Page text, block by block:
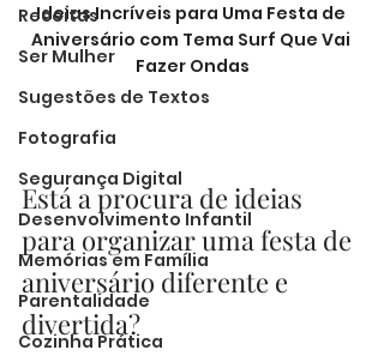
Receitas
Ser Mulher
Sugestões de Textos
Fotografia
Segurança Digital
Desenvolvimento Infantil
Memórias em Família
Parentalidade
Cozinha Prática
Ideias Incríveis para Uma Festa de
Aniversário com Tema Surf Que Vai
Fazer Ondas
Está a procura de ideias
para organizar uma festa de
aniversário diferente e
divertida?